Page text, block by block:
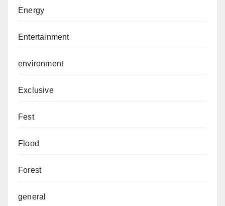
Energy
Entertainment
environment
Exclusive
Fest
Flood
Forest
general